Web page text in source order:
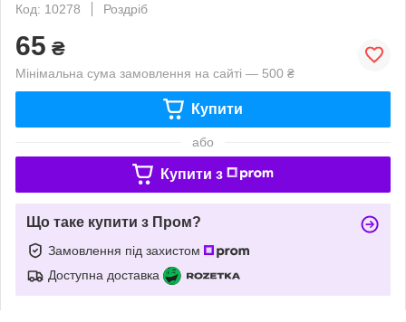
Код: 10278
Роздріб
65 ₴
Мінімальна сума замовлення на сайті — 500 ₴
Купити
або
Купити з
Що таке купити з Пром?
Замовлення під захистом
Доступна доставка